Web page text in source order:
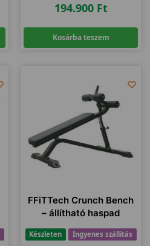
194.900 Ft
Kosárba teszem
FFiTTech Crunch Bench
– állítható haspad
Készleten Ingyenes szállítás